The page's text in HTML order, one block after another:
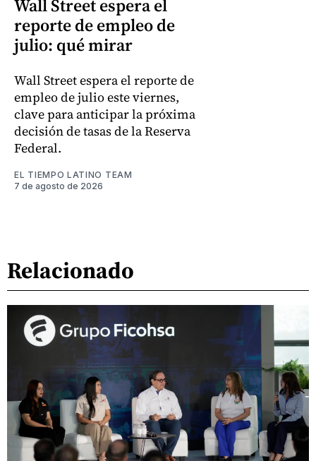
Wall Street espera el
reporte de empleo de
julio: qué mirar
Wall Street espera el reporte de
empleo de julio este viernes,
clave para anticipar la próxima
decisión de tasas de la Reserva
Federal.
EL TIEMPO LATINO TEAM
7 de agosto de 2026
Relacionado